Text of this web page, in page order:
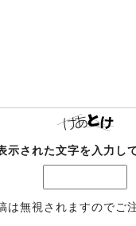
示された文字を入力し
は無視されますのでご